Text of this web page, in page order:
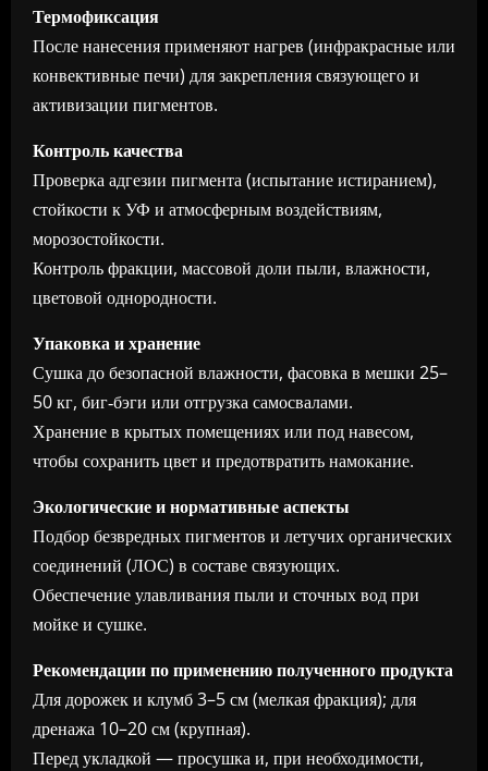
Термофиксация
После нанесения применяют нагрев (инфракрасные или
конвективные печи) для закрепления связующего и
активизации пигментов.
Контроль качества
Проверка адгезии пигмента (испытание истиранием),
стойкости к УФ и атмосферным воздействиям,
морозостойкости.
Контроль фракции, массовой доли пыли, влажности,
цветовой однородности.
Упаковка и хранение
Сушка до безопасной влажности, фасовка в мешки 25–
50 кг, биг‑бэги или отгрузка самосвалами.
Хранение в крытых помещениях или под навесом,
чтобы сохранить цвет и предотвратить намокание.
Экологические и нормативные аспекты
Подбор безвредных пигментов и летучих органических
соединений (ЛОС) в составе связующих.
Обеспечение улавливания пыли и сточных вод при
мойке и сушке.
Рекомендации по применению полученного продукта
Для дорожек и клумб 3–5 см (мелкая фракция); для
дренажа 10–20 см (крупная).
Перед укладкой — просушка и, при необходимости,